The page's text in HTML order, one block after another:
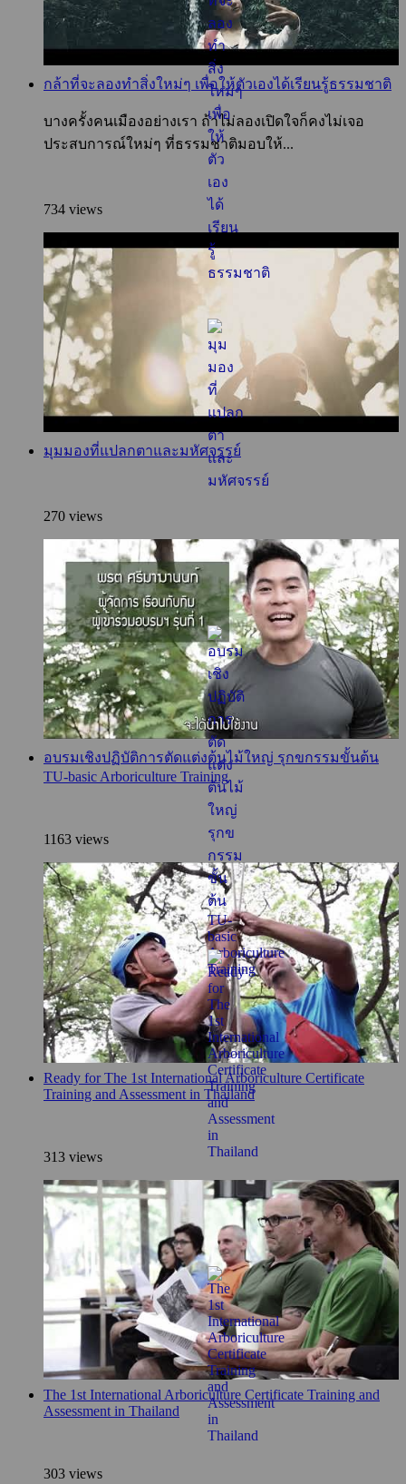
กล้าที่จะลองทำสิ่งใหม่ๆ เพื่อให้ตัวเองได้เรียนรู้ธรรมชาติ
บางครั้งคนเมืองอย่างเรา ถ้าไม่ลองเปิดใจก็คงไม่เจอ
ประสบการณ์ใหม่ๆ ที่ธรรมชาติมอบให้...
734 views
มุมมองที่แปลกตาและมหัศจรรย์
270 views
อบรมเชิงปฏิบัติการตัดแต่งต้นไม้ใหญ่ รุกขกรรมขั้นต้น
TU-basic Arboriculture Training
1163 views
Ready for The 1st International Arboriculture Certificate
Training and Assessment in Thailand
313 views
The 1st International Arboriculture Certificate Training and
Assessment in Thailand
303 views